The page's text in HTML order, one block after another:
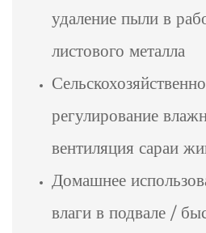
удаление пыли в
листового металла
регулирование
вентиляция сараи
Домашнее
влаги в подвале /